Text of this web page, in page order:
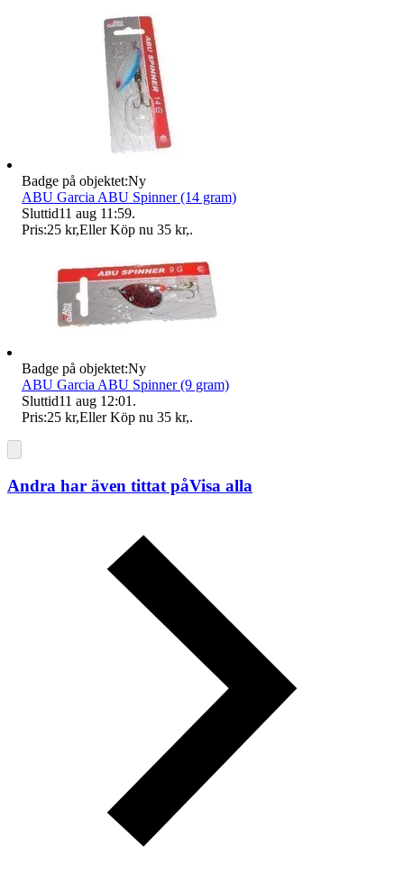
Badge på objektet:Ny
ABU Garcia ABU Spinner (14 gram)
Sluttid11 aug 11:59.
Pris:25 kr,Eller Köp nu 35 kr,.
Badge på objektet:Ny
ABU Garcia ABU Spinner (9 gram)
Sluttid11 aug 12:01 .
Pris:25 kr,Eller Köp nu 35 kr,.
Andra har även tittat påVisa alla